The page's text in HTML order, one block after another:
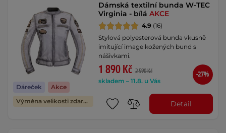
Dáreček
Akce
Výměna velikosti zdarma
Dámská textilní bunda W-TEC
Virginia - bíláAKCE
4.9 (16)
Stylová polyesterová bunda vkusně
imitující image kožených bund s
nášivkami.
1 890 Kč 2 590 Kč
skladem – 11.8. u Vás
-27%
Detail